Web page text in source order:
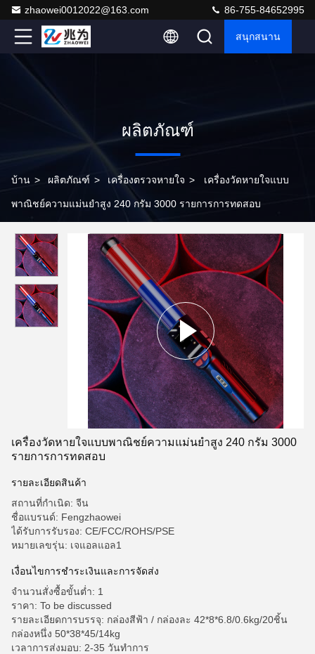
zhaowei0012022@163.com 86-755-84652995
สนุกสนาน
ผลิตภัณฑ์
บ้าน > ผลิตภัณฑ์ > เครื่องตรวจหายใจ > เครื่องวัดหายใจแบบ
พาณิชย์ความแม่นยําสูง 240 กรัม 3000 รายการการทดสอบ
เครื่องวัดหายใจแบบพาณิชย์ความแม่นยําสูง 240 กรัม 3000
รายการการทดสอบ
รายละเอียดสินค้า
สถานที่กำเนิด: จีน
ชื่อแบรนด์: Fengzhaowei
ได้รับการรับรอง: CE/FCC/ROHS/PSE
หมายเลขรุ่น: เจแอลแอล1
เงื่อนไขการชำระเงินและการจัดส่ง
จำนวนสั่งซื้อขั้นต่ำ: 1
ราคา: To be discussed
รายละเอียดการบรรจุ: กล่องสีฟ้า / กล่องละ 42*8*6.8/0.6kg/20ชิ้น
กล่องหนึ่ง 50*38*45/14kg
เวลาการส่งมอบ: 2-35 วันทำการ